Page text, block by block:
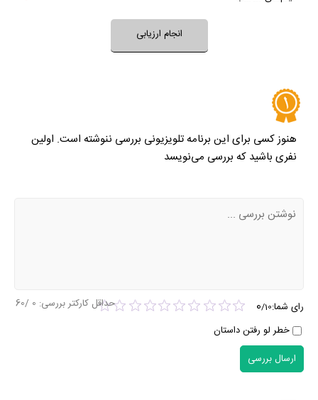
انجام ارزیابی
هنوز کسی برای این برنامه تلویزیونی بررسی ننوشته است. اولین
نفری باشید که بررسی می‌نویسد
رای شما: 0/10
خطر لو رفتن داستان
حداقل کارکتر بررسی: 0
/60
ارسال بررسی